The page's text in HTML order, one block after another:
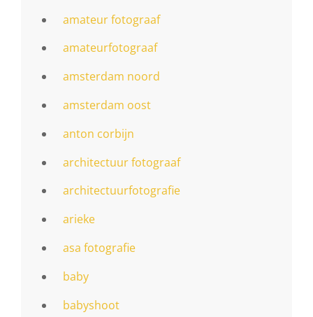
amateur fotograaf
amateurfotograaf
amsterdam noord
amsterdam oost
anton corbijn
architectuur fotograaf
architectuurfotografie
arieke
asa fotografie
baby
babyshoot